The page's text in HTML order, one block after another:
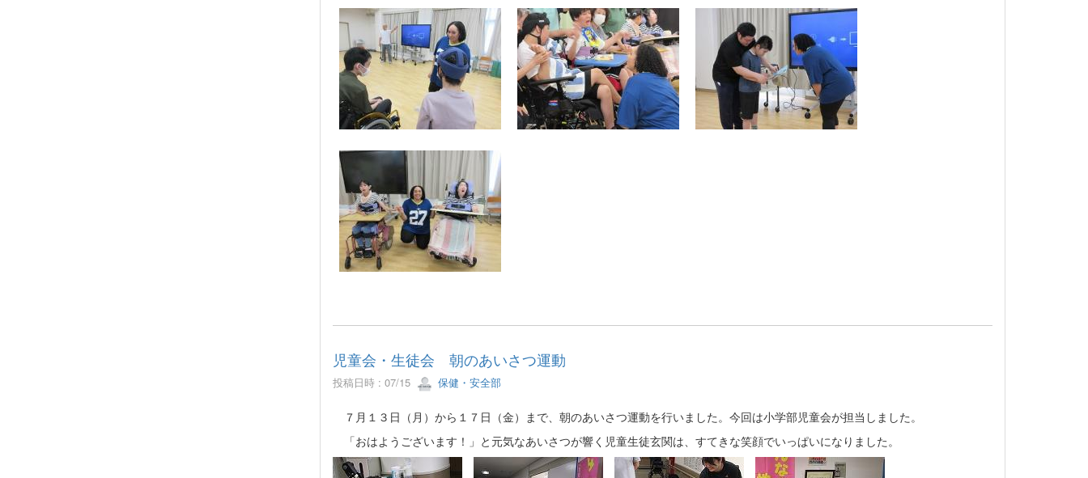
児童会・生徒会 朝のあいさつ運動
投稿日時 : 07/15 保健・安全部
７月１３日（月）から１７日（金）まで、朝のあいさつ運動を行いました。今回は小学部児童会が担当しました。
「おはようございます！」と元気なあいさつが響く児童生徒玄関は、すてきな笑顔でいっぱいになりました。